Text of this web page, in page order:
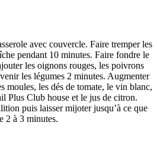
avec couvercle. Faire tremper les
pendant 10 minutes. Faire fondre le
les oignons rouges, les poivrons
les légumes 2 minutes. Augmenter
moules, les dés de tomate, le vin blanc,
Plus Club house et le jus de citron.
puis laisser mijoter jusqu’à ce que
2 à 3 minutes.